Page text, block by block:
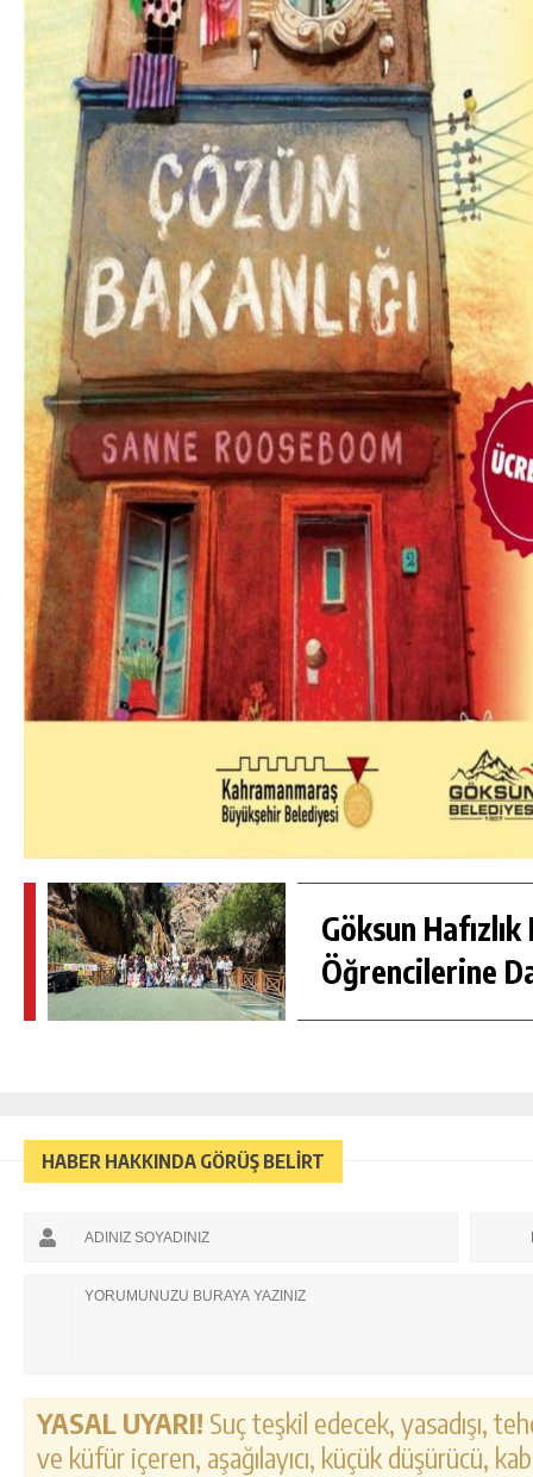
Göksun Hafızlık
Öğrencilerine
HABER HAKKINDA GÖRÜŞ BELİRT
YASAL UYARI! Suç teşkil edecek, yasadışı,
ve küfür içeren, aşağılayıcı, küçük düşürücü,